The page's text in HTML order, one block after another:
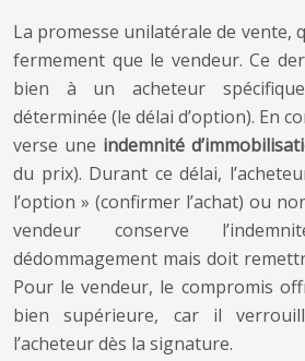
La promesse unilatérale de vente,
fermement que le vendeur. Ce
bien à un acheteur
déterminée (le délai d’option). En
verse une indemnité
du prix). Durant ce délai,
l’option » (confirmer l’achat) ou
vendeur conserve
dédommagement mais doit
Pour le vendeur, le compromis
bien supérieure, car il
l’acheteur dès la signature.